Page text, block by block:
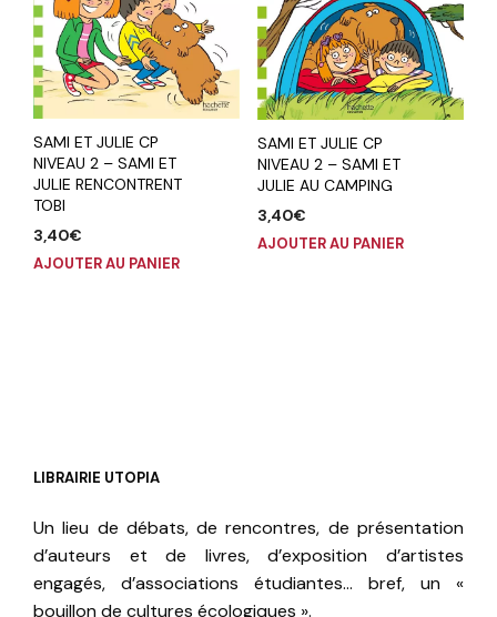
SAMI ET JULIE CP
NIVEAU 2 – SAMI ET
JULIE RENCONTRENT
TOBI
3,40€
AJOUTER AU PANIER
SAMI ET JULIE CP
NIVEAU 2 – SAMI ET
JULIE AU CAMPING
3,40€
AJOUTER AU PANIER
LIBRAIRIE UTOPIA
Un lieu de débats, de rencontres, de présentation
d’auteurs et de livres, d’exposition d’artistes
engagés, d’associations étudiantes… bref, un «
bouillon de cultures écologiques ».